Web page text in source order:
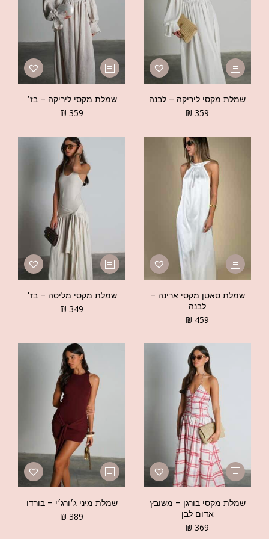
שמלת מקסי ליריקה – לבנה
₪ 359
שמלת מקסי ליריקה – בז׳
₪ 359
שמלת סאטן מקסי ארינה –
לבנה
₪ 459
שמלת מקסי מליסה – בז׳
₪ 349
שמלת מקסי בורגן – משובץ
אדום לבן
₪ 369
שמלת מיני ג׳ורג׳י – בורדו
₪ 389